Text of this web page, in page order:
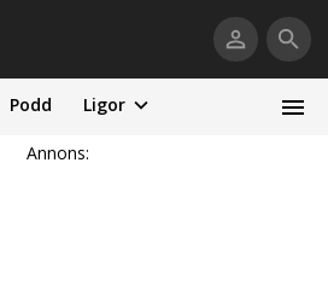
Podd Ligor
Annons: